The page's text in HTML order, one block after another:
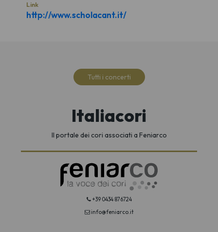
Link
http://www.scholacant.it/
Tutti i concerti
Italiacori
Il portale dei cori associati a Feniarco
+39 0434 876724
info@feniarco.it